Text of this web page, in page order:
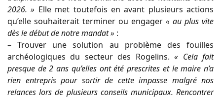
2026. » Elle met toutefois en avant plusieurs actions
qu’elle souhaiterait terminer ou engager « au plus vite
dès le début de notre mandat » :
– Trouver une solution au problème des fouilles
archéologiques du secteur des Rogelins.« Cela fait
presque de 2 ans qu’elles ont été prescrites et le maire n’a
rien entrepris pour sortir de cette impasse malgré nos
relances lors de plusieurs conseils municipaux. Rencontrer